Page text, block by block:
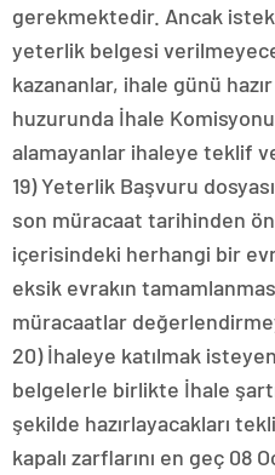
gerekmektedir. Ancak
yeterlik belgesi
kazananlar, ihale günü
huzurunda İhale
alamayanlar ihaleye teklif
19) Yeterlik Başvuru
son müracaat tarihinden
içerisindeki herhangi bir
eksik evrakın
müracaatlar
20) İhaleye katılmak
belgelerle birlikte İhale
şekilde hazırlayacakları
kapalı zarflarını en geç 08